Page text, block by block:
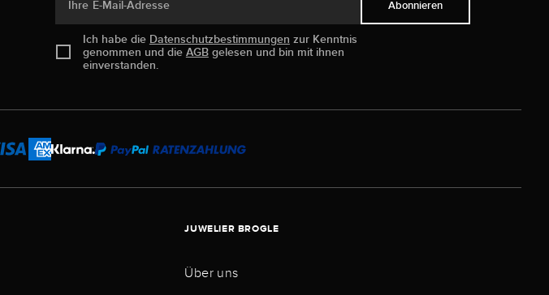
Ihre E-Mail-Adresse
Ich habe die Datenschutzbestimmungen zur Kenntnis
genommen und die AGBgelesen und bin mit ihnen
einverstanden.
Abonnieren
JUWELIER BROGLE
Über uns